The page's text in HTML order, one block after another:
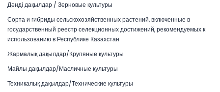
Дәнді дақылдар / Зерновые культуры
Сорта и гибриды сельскохозяйственных растений, включенные в
государственный реестр селекционных достижений, рекомендуемых к
использованию в Республике Казахстан
Жармалық дақылдар/Крупяные культуры
Майлы дақылдар/Масличные культуры
Техникалық дақылдар/Технические культуры